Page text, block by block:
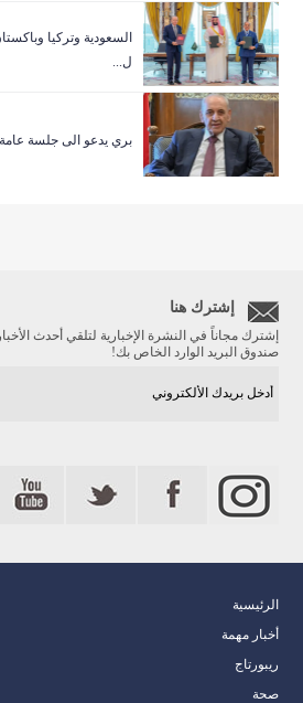
السعودية وتركيا
ل...
بري يدعو الى جلسة عامة في 11 و12
إشترك هنا
إشترك مجاناً في النشرة الإخبارية لتلقي أحدث
صندوق البريد الوارد الخاص بك!
الرئيسية
أخبار مهمة
ريبورتاج
صحة